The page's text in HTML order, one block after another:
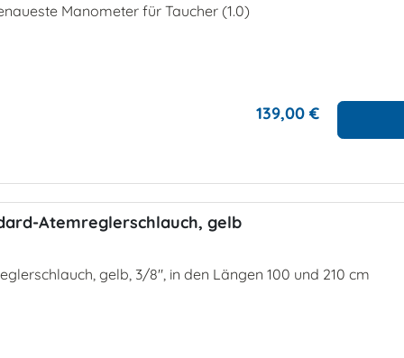
Manometer für Taucher (1.0)
139,00 €
Atemreglerschlauch, gelb
gelb, 3/8", in den Längen 100 und 210 cm